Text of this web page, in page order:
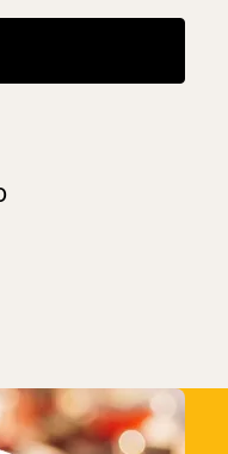
zu erhöhen oder zu